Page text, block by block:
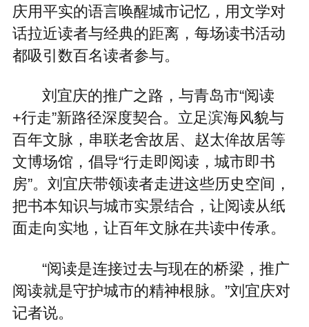
庆用平实的语言唤醒城市记忆，用文学对
话拉近读者与经典的距离，每场读书活动
都吸引数百名读者参与。
刘宜庆的推广之路，与青岛市“阅读
+行走”新路径深度契合。立足滨海风貌与
百年文脉，串联老舍故居、赵太侔故居等
文博场馆，倡导“行走即阅读，城市即书
房”。刘宜庆带领读者走进这些历史空间，
把书本知识与城市实景结合，让阅读从纸
面走向实地，让百年文脉在共读中传承。
“阅读是连接过去与现在的桥梁，推广
阅读就是守护城市的精神根脉。”刘宜庆对
记者说。